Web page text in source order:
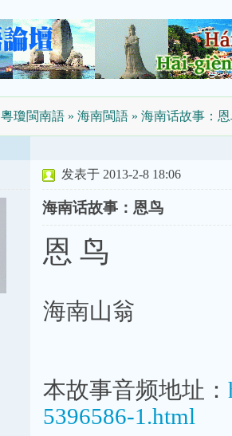
粵瓊閩南語» 海南閩語» 海南话故事：
发表于 2013-2-8 18:06
海南话故事：恩鸟
恩 鸟
海南山翁
本故事音频地址：
5396586-1.html